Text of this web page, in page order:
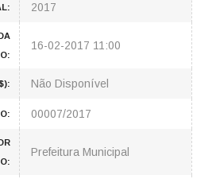
2017
16-02-2017 11:00
Não Disponível
00007/2017
Prefeitura Municipal